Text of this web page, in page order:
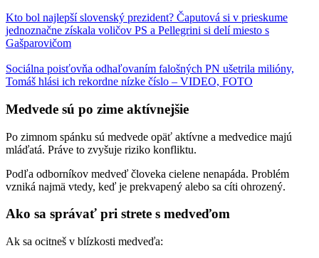
Kto bol najlepší slovenský prezident? Čaputová si v prieskume
jednoznačne získala voličov PS a Pellegrini si delí miesto s
Gašparovičom
Sociálna poisťovňa odhaľovaním falošných PN ušetrila milióny,
Tomáš hlási ich rekordne nízke číslo – VIDEO, FOTO
Medvede sú po zime aktívnejšie
Po zimnom spánku sú medvede opäť aktívne a medvedice majú
mláďatá. Práve to zvyšuje riziko konfliktu.
Podľa odborníkov medveď človeka cielene nenapáda. Problém
vzniká najmä vtedy, keď je prekvapený alebo sa cíti ohrozený.
Ako sa správať pri strete s medveďom
Ak sa ocitneš v blízkosti medveďa: